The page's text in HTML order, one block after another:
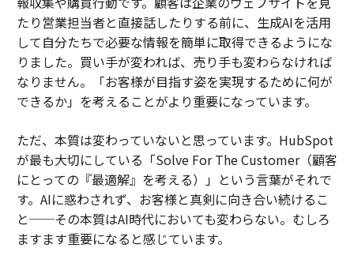
たり営業担当者と直接話したりする前に、生成AIを活用
して自分たちで必要な情報を簡単に取得できるようにな
りました。買い手が変われば、売り手も変わらなければ
なりません。「お客様が目指す姿を実現するために何が
できるか」を考えることがより重要になっています。
ただ、本質は変わっていないと思っています。HubSpot
が最も大切にしている「Solve For The Customer（顧客
にとっての『最適解』を考える）」という言葉がそれで
す。AIに惑わされず、お客様と真剣に向き合い続けるこ
と──その本質はAI時代においても変わらない。むしろ
ますます重要になると感じています。